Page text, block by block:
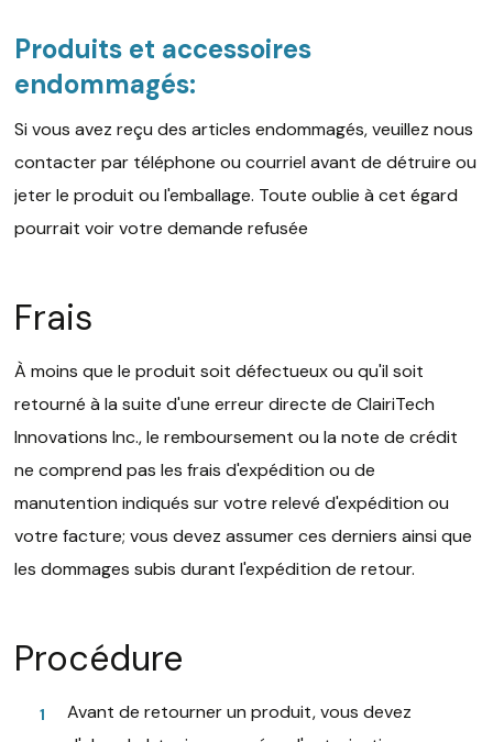
Produits et accessoires
endommagés:
Si vous avez reçu des articles endommagés, veuillez nous
contacter par téléphone ou courriel avant de détruire ou
jeter le produit ou l'emballage. Toute oublie à cet égard
pourrait voir votre demande refusée
Frais
À moins que le produit soit défectueux ou qu'il soit
retourné à la suite d'une erreur directe de ClairiTech
Innovations Inc., le remboursement ou la note de crédit
ne comprend pas les frais d'expédition ou de
manutention indiqués sur votre relevé d'expédition ou
votre facture; vous devez assumer ces derniers ainsi que
les dommages subis durant l'expédition de retour.
Procédure
Avant de retourner un produit, vous devez